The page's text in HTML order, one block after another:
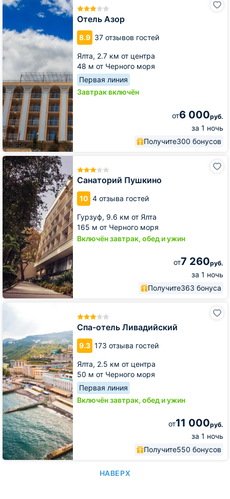
Отель Азор
8.9 37 отзывов гостей
Ялта, 2.7 км от центра
48 м от Черного моря
Первая линия
Завтрак включён
от6 000руб.
за 1 ночь
Получите300 бонусов
Азор
Санаторий Пушкино
10 4 отзыва гостей
Гурзуф, 9.6 км от Ялта
165 м от Черного моря
Включён завтрак, обед и ужин
от7 260руб.
за 1 ночь
Получите363 бонуса
Санаторий
Пушкино
Спа-отель Ливадийский
9.3 173 отзыва гостей
Ялта, 2.5 км от центра
50 м от Черного моря
Первая линия
Включён завтрак, обед и ужин
от11 000руб.
за 1 ночь
Получите550 бонусов
НАВЕРХ